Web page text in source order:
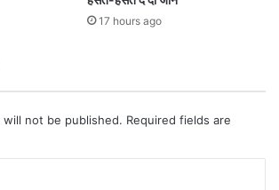
17 hours ago
will not be published. Required fields are